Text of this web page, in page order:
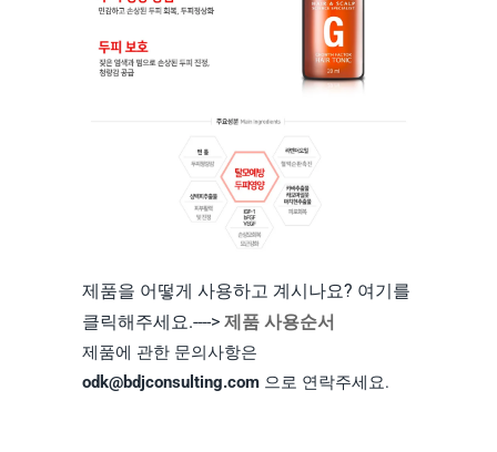
제품을 어떻게 사용하고 계시나요? 여기를
클릭해주세요.----> 제품 사용순서
제품에 관한 문의사항은
odk@bdjconsulting.com 으로 연락주세요.